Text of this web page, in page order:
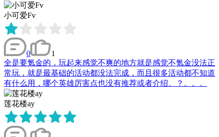
小可爱Fv
0
1
全是要氪金的，玩起来感觉不爽的地方就是感觉不氪金没法正
常玩，就是最基础的活动都没法完成，而且很多活动都不知道
有什么用，哪个英雄厉害点也没有推荐或者介绍。？。。。
莲花楼ay